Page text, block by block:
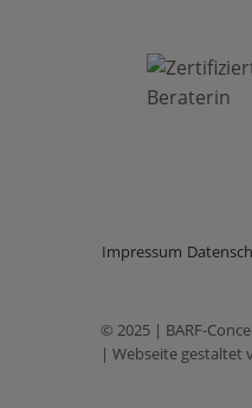
Impressum
© 2025 | BARF-
| Webseite gestaltet